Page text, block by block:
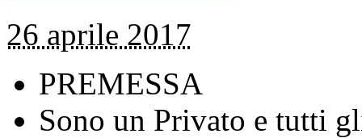
26 aprile 2017
PREMESSA
Sono un Privato e tutti